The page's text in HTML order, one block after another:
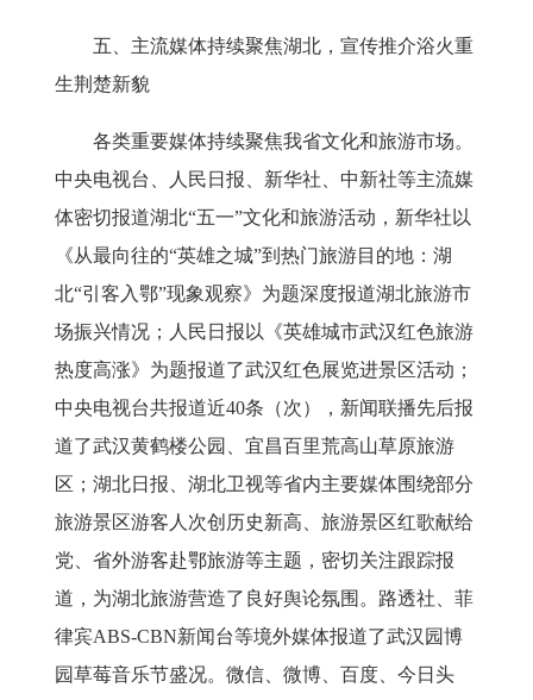
五、主流媒体持续聚焦湖北，宣传推介浴火重
生荆楚新貌
各类重要媒体持续聚焦我省文化和旅游市场。
中央电视台、人民日报、新华社、中新社等主流媒
体密切报道湖北“五一”文化和旅游活动，新华社以
《从最向往的“英雄之城”到热门旅游目的地：湖
北“引客入鄂”现象观察》为题深度报道湖北旅游市
场振兴情况；人民日报以《英雄城市武汉红色旅游
热度高涨》为题报道了武汉红色展览进景区活动；
中央电视台共报道近40条（次），新闻联播先后报
道了武汉黄鹤楼公园、宜昌百里荒高山草原旅游
区；湖北日报、湖北卫视等省内主要媒体围绕部分
旅游景区游客人次创历史新高、旅游景区红歌献给
党、省外游客赴鄂旅游等主题，密切关注跟踪报
道，为湖北旅游营造了良好舆论氛围。路透社、菲
律宾ABS-CBN新闻台等境外媒体报道了武汉园博
园草莓音乐节盛况。微信、微博、百度、今日头